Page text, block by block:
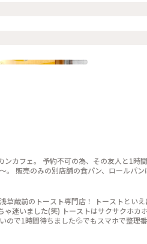
カフェ。 予約不可の為、その友人と1時
販売のみの別店舗の食パン、ロールパン
草蔵前のトースト専門店！ トーストといえ
迷いました(笑) トーストはサクサクホカ
ので1時間待ちました💦でもスマホで整理
たい・・・！ #トースト #トースト専門店